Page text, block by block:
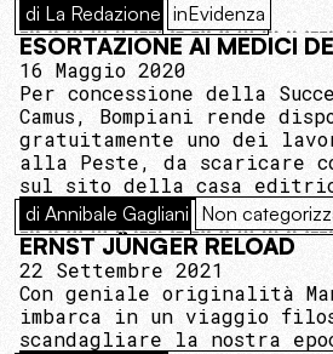
di La Redazione inEvidenza
ESORTAZIONE AI MEDICI
16 Maggio 2020
Per concessione della
Camus, Bompiani rende
gratuitamente uno dei
alla Peste, da scaricare
sul sito della casa
di Annibale Gagliani Non
ERNST JÜNGER RELOAD
22 Settembre 2021
Con geniale originalità
imbarca in un viaggio
scandagliare la nostra